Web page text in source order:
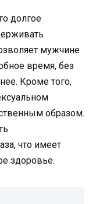
долгое
мужчине
время, без
Кроме того,
образом.
что имеет
здоровье.